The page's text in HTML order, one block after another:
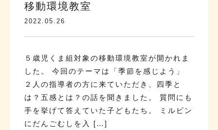
移動環境教室
2022.05.26
５歳児くま組対象の移動環境教室が開かれま
した。 今回のテーマは「季節を感じよう」
２人の指導者の方に来ていただき、四季と
は？五感とは？の話を聞きました。 質問にも
手を挙げて答えていた子どもたち。 ミルビン
にだんごむしを入 […]